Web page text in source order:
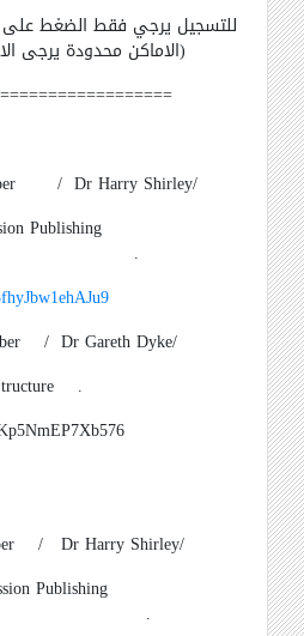
للتسجيل يرجي فقط الضغط على
(الاماكن محدودة يرجى
/ Dr Harry Shirley/
Publishing
.
/ Dr Gareth Dyke/
.
/ Dr Harry Shirley/
Publishing
.